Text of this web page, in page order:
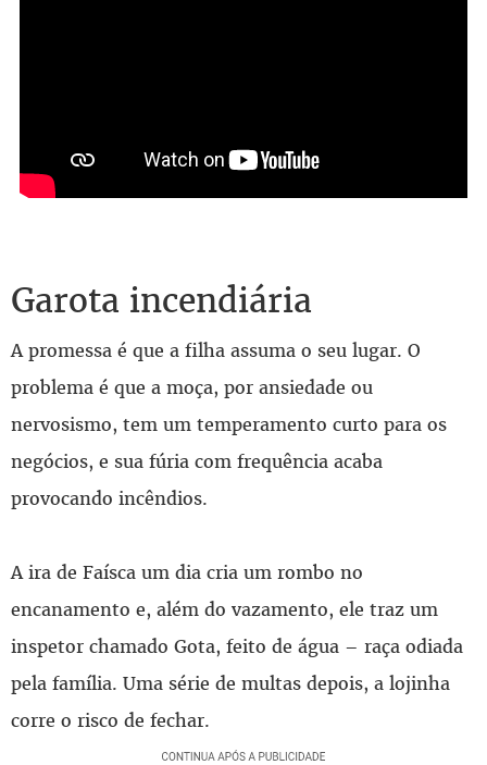
Garota incendiária
A promessa é que a filha assuma o seu lugar. O
problema é que a moça, por ansiedade ou
nervosismo, tem um temperamento curto para os
negócios, e sua fúria com frequência acaba
provocando incêndios.
A ira de Faísca um dia cria um rombo no
encanamento e, além do vazamento, ele traz um
inspetor chamado Gota, feito de água – raça odiada
pela família. Uma série de multas depois, a lojinha
corre o risco de fechar.